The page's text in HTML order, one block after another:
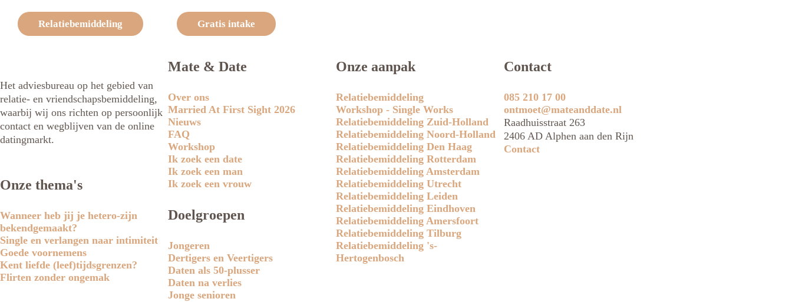
Relatiebemiddeling Gratis intake
Het adviesbureau op het gebied van
relatie- en vriendschapsbemiddeling,
waarbij wij ons richten op persoonlijk
contact en wegblijven van de online
datingmarkt.
Onze thema's
Wanneer heb jij je hetero-zijn
bekendgemaakt?
Single en verlangen naar intimiteit
Goede voornemens
Kent liefde (leef)tijdsgrenzen?
Flirten zonder ongemak
Mate & Date
Over ons
Married At First Sight 2026
Nieuws
FAQ
Workshop
Ik zoek een date
Ik zoek een man
Ik zoek een vrouw
Doelgroepen
Jongeren
Dertigers en Veertigers
Daten als 50-plusser
Daten na verlies
Jonge senioren
Onze aanpak
Relatiebemiddeling
Workshop - Single Works
Relatiebemiddeling Zuid-Holland
Relatiebemiddeling Noord-Holland
Relatiebemiddeling Den Haag
Relatiebemiddeling Rotterdam
Relatiebemiddeling Amsterdam
Relatiebemiddeling Utrecht
Relatiebemiddeling Leiden
Relatiebemiddeling Eindhoven
Relatiebemiddeling Amersfoort
Relatiebemiddeling Tilburg
Relatiebemiddeling 's-
Hertogenbosch
Contact
085 210 17 00
ontmoet@mateanddate.nl
Raadhuisstraat 263
2406 AD Alphen aan den Rijn
Contact